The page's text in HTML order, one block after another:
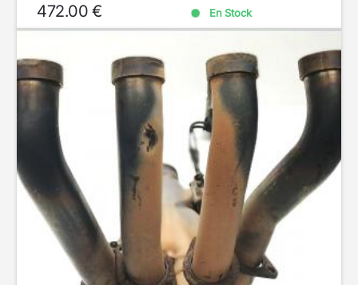
472.00 €
En Stock